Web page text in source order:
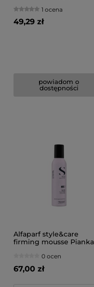
1 ocena
49,29 zł
powiadom o
dostępności
Alfaparf style&care
firming mousse Pianka
0 ocen
67,00 zł